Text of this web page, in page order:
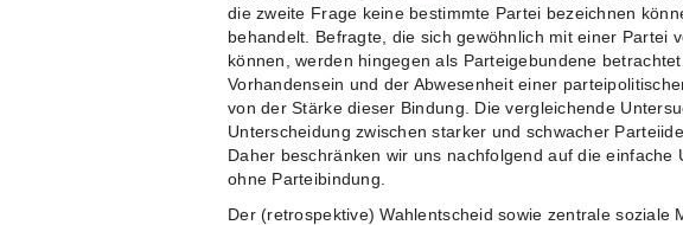
die zweite Frage keine bestimmte Partei bezeichnen
behandelt. Befragte, die sich gewöhnlich mit einer Partei
können, werden hingegen als Parteigebundene
Vorhandensein und der Abwesenheit einer
von der Stärke dieser Bindung. Die vergleichende
Unterscheidung zwischen starker und schwacher
Daher beschränken wir uns nachfolgend auf die einfache
ohne Parteibindung.
Der (retrospektive) Wahlentscheid sowie zentrale soziale